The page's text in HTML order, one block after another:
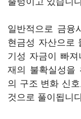
일반적으로 금융
현금성 자산으로
기성 자금이 빠
재의 불확실성을
의 구조 변화 신
것으로 풀이됩니